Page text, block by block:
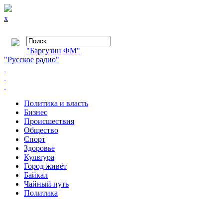
x
"Баргузин ФМ"
"Русское радио"
Политика и власть
Бизнес
Происшествия
Общество
Cпорт
Здоровье
Культура
Город живёт
Байкал
Чайный путь
Политика